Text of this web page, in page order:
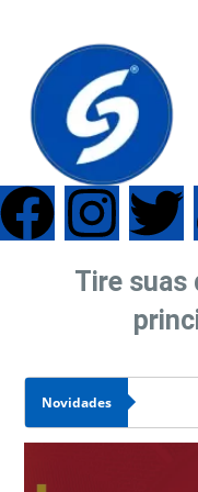
Tire suas
Novidades